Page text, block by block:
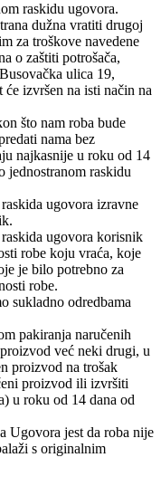
raskidu ugovora.
dužna vratiti drugoj
za troškove navedene
o zaštiti potrošača,
ulica 19,
izvršen na isti način na
što nam roba bude
nama bez
najkasnije u roku od 14
jednostranom raskidu
ugovora izravne
ugovora korisnik
robe koju vraća, koje
je bilo potrebno za
robe.
sukladno odredbama
pakiranja naručenih
već neki drugi, u
proizvod na trošak
proizvod ili izvršiti
u roku od 14 dana od
Ugovora jest da roba nije
s originalnim